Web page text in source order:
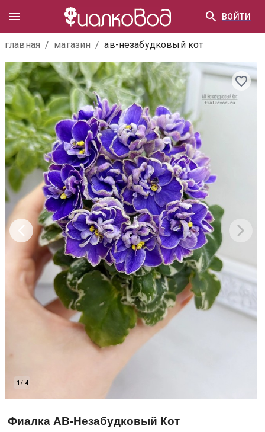
ВОЙТИ
главная / магазин / ав-незабудковый кот
1 / 4
Фиалка АВ-Незабудковый Кот